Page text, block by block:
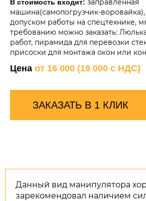
В стоимость входит: заправленная
машина(самопогрузчик-
допуском работы на спецтехнике,
требованию можно заказать:
работ, пирамида для перевозки
присоски для монтажа окон или
Цена от 16 000 (19 000 с НДС)
ЗАКАЗАТЬ В 1 КЛИК
Данный вид манипулятора
зарекомендовал наличием